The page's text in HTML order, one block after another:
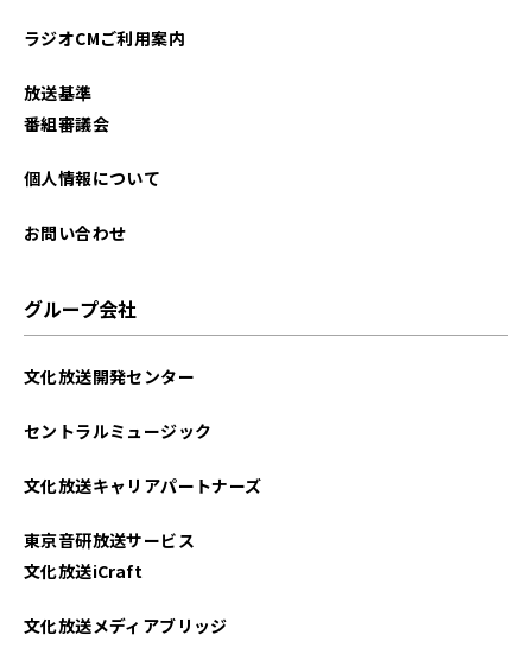
2021年09月
2021年04月
ラジオCMご利用案内
放送基準
番組審議会
個人情報について
お問い合わせ
グループ会社
文化放送開発センター
セントラルミュージック
文化放送キャリアパートナーズ
東京音研放送サービス
文化放送iCraft
文化放送メディアブリッジ